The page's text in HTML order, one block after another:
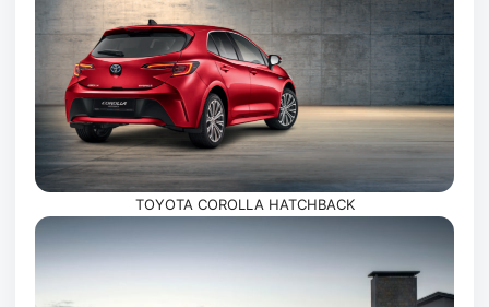
TOYOTA COROLLA HATCHBACK